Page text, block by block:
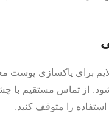
پاکسازی پوست
از تماس مستقیم با
را متوقف کنید.